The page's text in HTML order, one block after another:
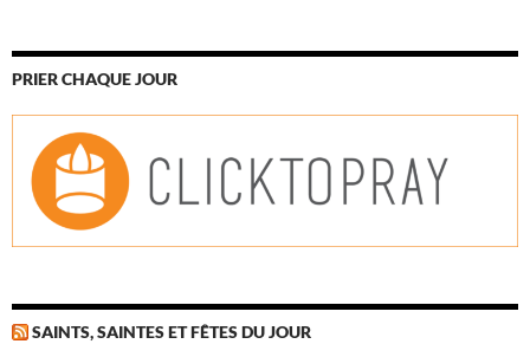
PRIER CHAQUE JOUR
SAINTS, SAINTES ET FÊTES DU JOUR